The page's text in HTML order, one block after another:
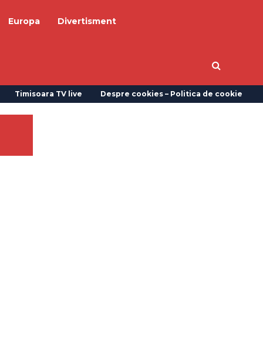
Europa
Divertisment
Timisoara TV live Despre cookies – Politica de cookie